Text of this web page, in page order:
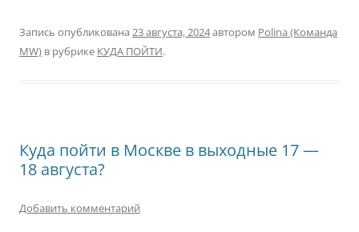
Запись опубликована 23 августа, 2024автором Polina (Команда
MW) в рубрике КУДА ПОЙТИ.
Куда пойти в Москве в выходные 17 —
18 августа?
Добавить комментарий